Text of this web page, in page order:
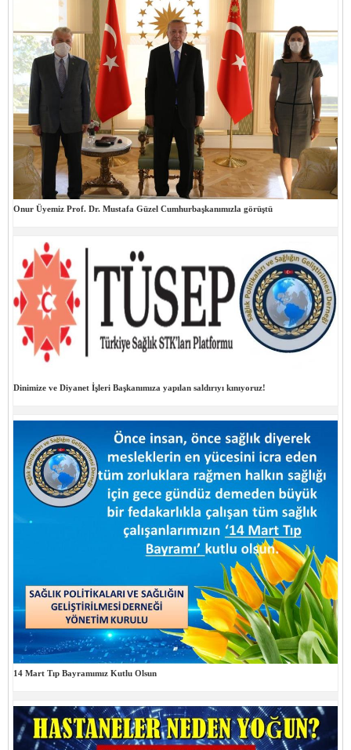
Onur Üyemiz Prof. Dr. Mustafa Güzel Cumhurbaşkanımızla görüştü
Dinimize ve Diyanet İşleri Başkanımıza yapılan saldırıyı kınıyoruz!
14 Mart Tıp Bayramımız Kutlu Olsun